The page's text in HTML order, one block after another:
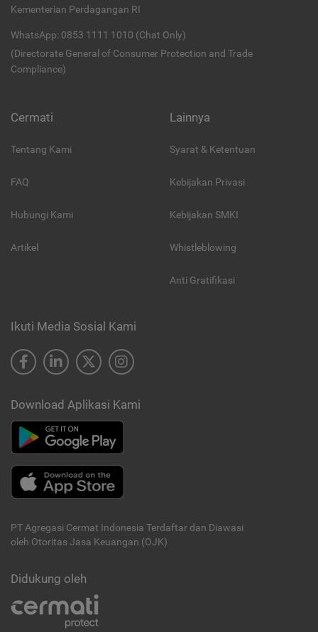
Kementerian Perdagangan RI
WhatsApp: 0853 1111 1010 (Chat Only)
(Directorate General of Consumer Protection and Trade
Compliance)
Cermati
Tentang Kami
FAQ
Hubungi Kami
Artikel
Lainnya
Syarat & Ketentuan
Kebijakan Privasi
Kebijakan SMKI
Whistleblowing
Anti Gratifikasi
Ikuti Media Sosial Kami
Download Aplikasi Kami
PT Agregasi Cermat Indonesia Terdaftar dan Diawasi
oleh Otoritas Jasa Keuangan (OJK)
Didukung oleh